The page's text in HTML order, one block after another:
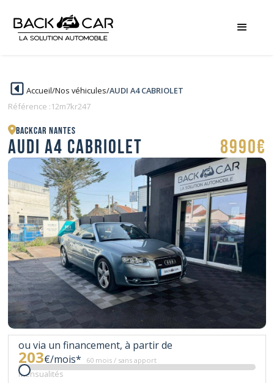
Accueil/Nos véhicules/AUDI A4 CABRIOLET
Référence :12m7kr247
BACKCAR Nantes
AUDI A4 CABRIOLET 8990€
ou via un financement, à partir de
203€/mois* 60 mois / sans apport
Mensualités